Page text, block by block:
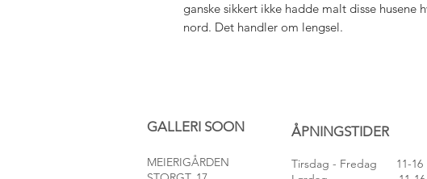
ganske sikkert ikke hadde malt disse husene
nord. Det handler om lengsel.
GALLERI SOON
MEIERIGÅRDEN
ÅPNINGSTIDER
Tirsdag - Fredag 11-16